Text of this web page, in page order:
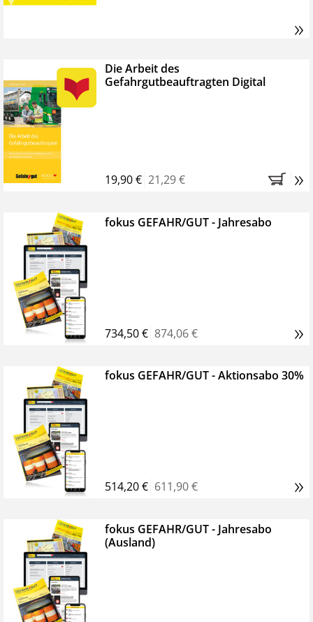
»
Die Arbeit des
Gefahrgutbeauftragten Digital
19,90 € 21,29 € »
fokus GEFAHR/GUT - Jahresabo
734,50 € 874,06 € »
fokus GEFAHR/GUT - Aktionsabo 30%
514,20 € 611,90 € »
fokus GEFAHR/GUT - Jahresabo
(Ausland)